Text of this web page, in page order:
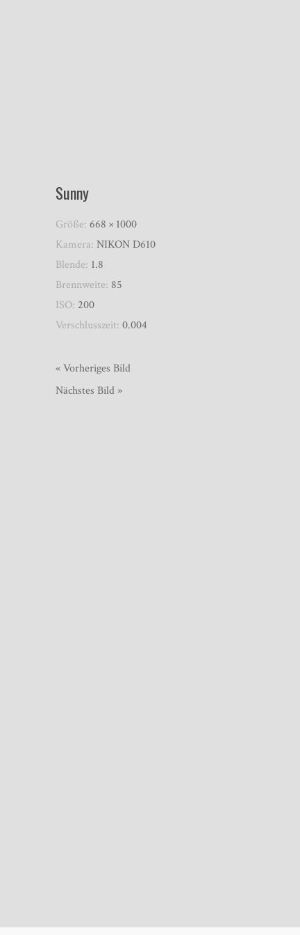
Sunny
Größe:668 × 1000
Kamera:NIKON D610
Blende: 1.8
Brennweite: 85
ISO: 200
Verschlusszeit:0.004
« Vorheriges Bild
Nächstes Bild »